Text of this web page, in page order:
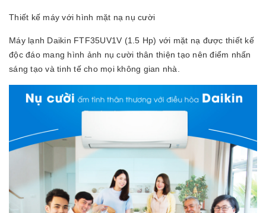
Thiết kế máy với hình mặt nạ nụ cười
Máy lạnh Daikin FTF35UV1V (1.5 Hp) với mặt nạ được thiết kế
độc đáo mang hình ảnh nụ cười thân thiện tạo nên điểm nhấn
sáng tạo và tinh tế cho mọi không gian nhà.